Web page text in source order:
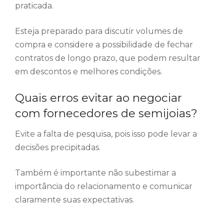
praticada.
Esteja preparado para discutir volumes de
compra e considere a possibilidade de fechar
contratos de longo prazo, que podem resultar
em descontos e melhores condições.
Quais erros evitar ao negociar
com fornecedores de semijoias?
Evite a falta de pesquisa, pois isso pode levar a
decisões precipitadas.
Também é importante não subestimar a
importância do relacionamento e comunicar
claramente suas expectativas.